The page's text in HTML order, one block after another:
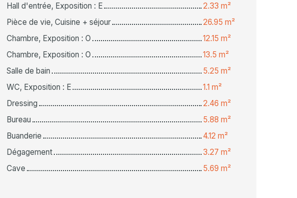
Hall d'entrée, Exposition : E
2.33 m²
Pièce de vie, Cuisine + séjour
26.95 m²
Chambre, Exposition : O
12.15 m²
Chambre, Exposition : O
13.5 m²
Salle de bain
5.25 m²
WC, Exposition : E
1.1 m²
Dressing
2.46 m²
Bureau
5.88 m²
Buanderie
4.12 m²
Dégagement
3.27 m²
Cave
5.69 m²